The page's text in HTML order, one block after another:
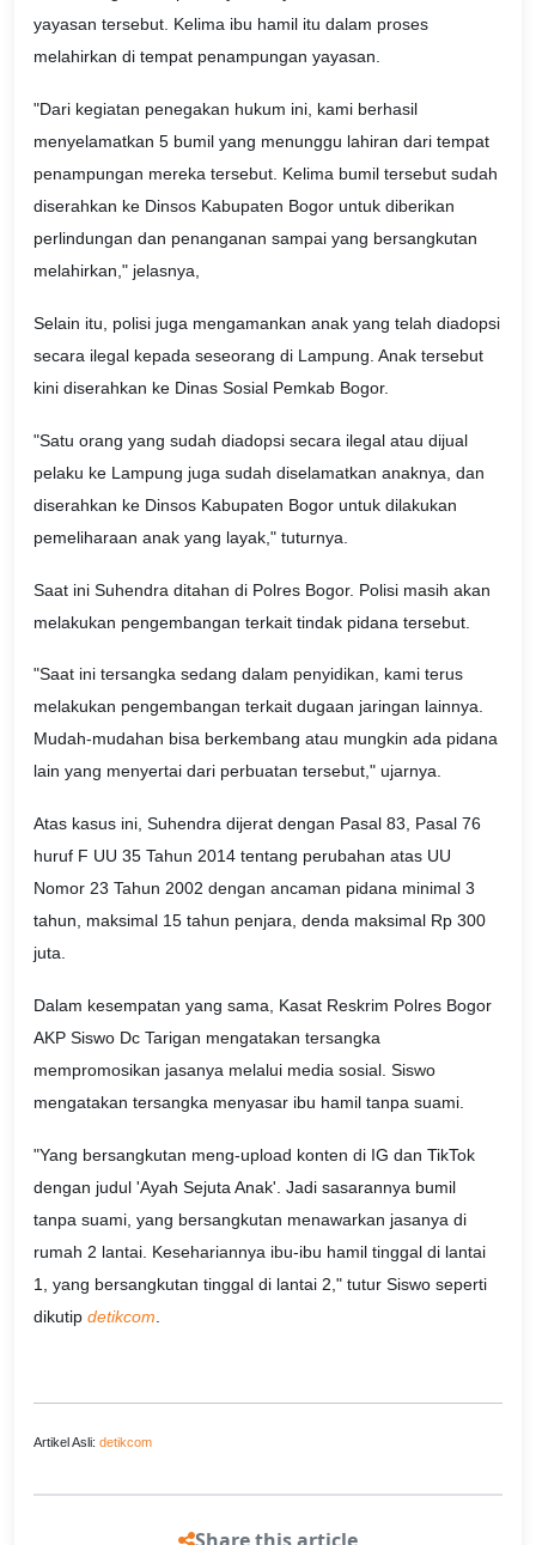
yayasan tersebut. Kelima ibu hamil itu dalam proses
melahirkan di tempat penampungan yayasan.
"Dari kegiatan penegakan hukum ini, kami berhasil
menyelamatkan 5 bumil yang menunggu lahiran dari tempat
penampungan mereka tersebut. Kelima bumil tersebut sudah
diserahkan ke Dinsos Kabupaten Bogor untuk diberikan
perlindungan dan penanganan sampai yang bersangkutan
melahirkan," jelasnya,
Selain itu, polisi juga mengamankan anak yang telah diadopsi
secara ilegal kepada seseorang di Lampung. Anak tersebut
kini diserahkan ke Dinas Sosial Pemkab Bogor.
"Satu orang yang sudah diadopsi secara ilegal atau dijual
pelaku ke Lampung juga sudah diselamatkan anaknya, dan
diserahkan ke Dinsos Kabupaten Bogor untuk dilakukan
pemeliharaan anak yang layak," tuturnya.
Saat ini Suhendra ditahan di Polres Bogor. Polisi masih akan
melakukan pengembangan terkait tindak pidana tersebut.
"Saat ini tersangka sedang dalam penyidikan, kami terus
melakukan pengembangan terkait dugaan jaringan lainnya.
Mudah-mudahan bisa berkembang atau mungkin ada pidana
lain yang menyertai dari perbuatan tersebut," ujarnya.
Atas kasus ini, Suhendra dijerat dengan Pasal 83, Pasal 76
huruf F UU 35 Tahun 2014 tentang perubahan atas UU
Nomor 23 Tahun 2002 dengan ancaman pidana minimal 3
tahun, maksimal 15 tahun penjara, denda maksimal Rp 300
juta.
Dalam kesempatan yang sama, Kasat Reskrim Polres Bogor
AKP Siswo Dc Tarigan mengatakan tersangka
mempromosikan jasanya melalui media sosial. Siswo
mengatakan tersangka menyasar ibu hamil tanpa suami.
"Yang bersangkutan meng-upload konten di IG dan TikTok
dengan judul 'Ayah Sejuta Anak'. Jadi sasarannya bumil
tanpa suami, yang bersangkutan menawarkan jasanya di
rumah 2 lantai. Kesehariannya ibu-ibu hamil tinggal di lantai
1, yang bersangkutan tinggal di lantai 2," tutur Siswo seperti
dikutip detikcom
Artikel Asli: detikcom